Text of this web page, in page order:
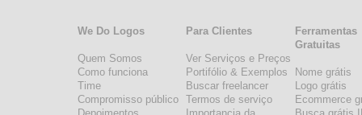
We Do Logos
Quem Somos
Como funciona
Time
Compromisso público
Para Clientes
Ver Serviços e Preços
Portifólio & Exemplos
Buscar freelancer
Termos de serviço
Ferramentas
Gratuitas
Nome grátis
Logo grátis
Ecommerce